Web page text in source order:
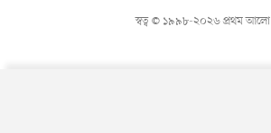
স্বত্ব © ১৯৯৮-২০২৬ প্রথম আলো